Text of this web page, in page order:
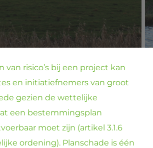
van risico’s bij een project kan
en initiatiefnemers van groot
gezien de wettelijke
een bestemmingsplan
moet zijn (artikel 3.1.6
ordening). Planschade is één